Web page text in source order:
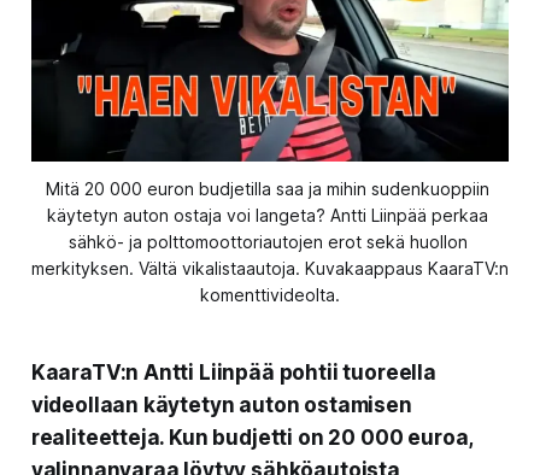
Mitä 20 000 euron budjetilla saa ja mihin sudenkuoppiin
käytetyn auton ostaja voi langeta? Antti Liinpää perkaa
sähkö- ja polttomoottoriautojen erot sekä huollon
merkityksen. Vältä vikalistaautoja. Kuvakaappaus KaaraTV:n
komenttivideolta.
KaaraTV:n Antti Liinpää pohtii tuoreella
videollaan käytetyn auton ostamisen
realiteetteja. Kun budjetti on 20 000 euroa,